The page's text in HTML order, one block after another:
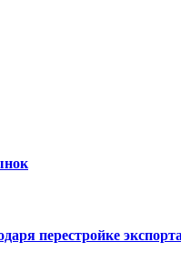
перестройке